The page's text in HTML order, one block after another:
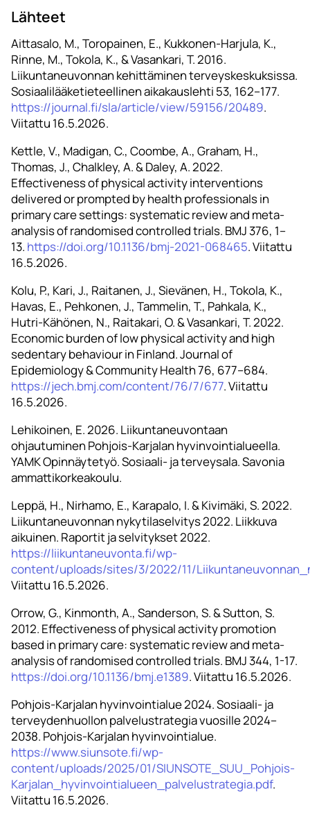
Lähteet
Aittasalo, M., Toropainen, E., Kukkonen-Harjula, K.,
Rinne, M., Tokola, K., & Vasankari, T. 2016.
Liikuntaneuvonnan kehittäminen terveyskeskuksissa.
Sosiaalilääketieteellinen aikakauslehti 53, 162–177.
https://journal.fi/sla/article/view/59156/20489.
Viitattu 16.5.2026.
Kettle, V., Madigan, C., Coombe, A., Graham, H.,
Thomas, J., Chalkley, A. & Daley, A. 2022.
Effectiveness of physical activity interventions
delivered or prompted by health professionals in
primary care settings: systematic review and meta-
analysis of randomised controlled trials. BMJ 376, 1–
13. https://doi.org/10.1136/bmj-2021-068465. Viitattu
16.5.2026.
Kolu, P., Kari, J., Raitanen, J., Sievänen, H., Tokola, K.,
Havas, E., Pehkonen, J., Tammelin, T., Pahkala, K.,
Hutri-Kähönen, N., Raitakari, O. & Vasankari, T. 2022.
Economic burden of low physical activity and high
sedentary behaviour in Finland. Journal of
Epidemiology & Community Health 76, 677–684.
https://jech.bmj.com/content/76/7/677. Viitattu
16.5.2026.
Lehikoinen, E. 2026. Liikuntaneuvontaan
ohjautuminen Pohjois-Karjalan hyvinvointialueella.
YAMK Opinnäytetyö. Sosiaali- ja terveysala. Savonia
ammattikorkeakoulu.
Leppä, H., Nirhamo, E., Karapalo, I. & Kivimäki, S. 2022.
Liikuntaneuvonnan nykytilaselvitys 2022. Liikkuva
aikuinen. Raportit ja selvitykset 2022.
https://liikuntaneuvonta.fi/wp-
content/uploads/sites/3/2022/11/
Viitattu 16.5.2026.
Orrow, G., Kinmonth, A., Sanderson, S. & Sutton, S.
2012. Effectiveness of physical activity promotion
based in primary care: systematic review and meta-
analysis of randomised controlled trials. BMJ 344, 1-17.
https://doi.org/10.1136/bmj.e1389. Viitattu 16.5.2026.
Pohjois-Karjalan hyvinvointialue 2024. Sosiaali- ja
terveydenhuollon palvelustrategia vuosille 2024–
2038. Pohjois-Karjalan hyvinvointialue.
https://www.siunsote.fi/wp-
content/uploads/2025/01/SIUNSOTE_SUU_Pohjois-
Karjalan_hyvinvointialueen_palvelustrategia.pdf.
Viitattu 16.5.2026.